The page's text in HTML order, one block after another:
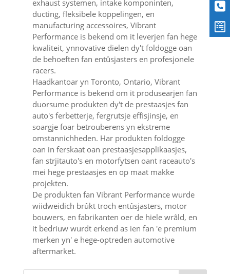
exhaust systemen, intake komponinten,
ducting, fleksibele koppelingen, en
manufacturing accessoires, Vibrant
Performance is bekend om it leverjen fan hege
kwaliteit, ynnovative dielen dy't foldogge oan
de behoeften fan entûsjasters en profesjonele
racers.
Haadkantoar yn Toronto, Ontario, Vibrant
Performance is bekend om it produsearjen fan
duorsume produkten dy't de prestaasjes fan
auto's ferbetterje, fergrutsje effisjinsje, en
soargje foar betrouberens yn ekstreme
omstannichheden. Har produkten foldogge
oan in ferskaat oan prestaasjesapplikaasjes,
fan strjitauto's en motorfytsen oant raceauto's
mei hege prestaasjes en op maat makke
projekten.
De produkten fan Vibrant Performance wurde
wiidweidich brûkt troch entûsjasters, motor
bouwers, en fabrikanten oer de hiele wrâld, en
it bedriuw wurdt erkend as ien fan 'e premium
merken yn' e hege-optreden automotive
aftermarket.